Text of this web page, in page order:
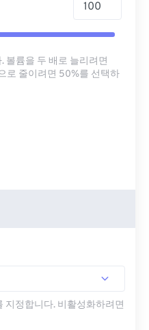
볼륨을 두 배로 늘리려면
로 줄이려면 50%를 선택하
지정합니다. 비활성화하려면